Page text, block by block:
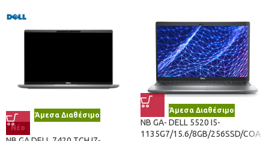
Άμεσα Διαθέσιμο
Νέο
Άμεσα Διαθέσιμο
NB GA- DELL 5520 I5-
1135G7/15.6/8GB/256SSD/COA